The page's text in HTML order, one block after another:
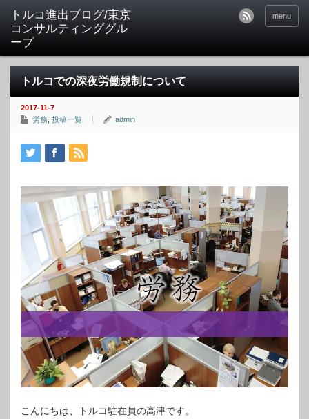
トルコ進出ブログ/東京
コンサルティンググル
ープ
menu
トルコでの深夜労働規制について
2017-11-7
労務 投稿一覧 admin
こんにちは、トルコ駐在員の高津です。